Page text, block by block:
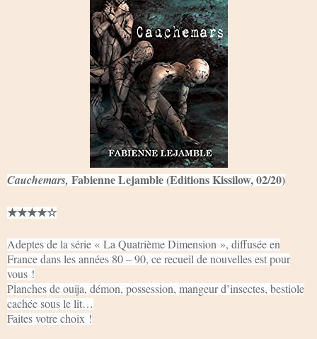
Cauchemars, Fabienne Lejamble (Editions Kissilow, 02/20)
★★★★☆
Adeptes de la série « La Quatrième Dimension », diffusée en
France dans les années 80 – 90, ce recueil de nouvelles est pour
vous !
Planches de ouija, démon, possession, mangeur d’insectes, bestiole
cachée sous le lit…
Faites votre choix !